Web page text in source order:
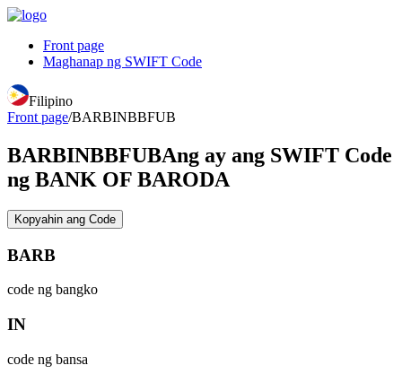
Front page
Maghanap ng SWIFT Code
Filipino
Front page/BARBINBBFUB
BARBINBBFUBAng ay ang SWIFT Code
ng BANK OF BARODA
Kopyahin ang Code
BARB
code ng bangko
IN
code ng bansa